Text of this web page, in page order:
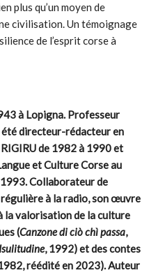
plus qu’un moyen de
civilisation. Un témoignage
de l’esprit corse à
à Lopigna. Professeur
directeur-rédacteur en
de 1982 à 1990 et
et Culture Corse au
Collaborateur de
à la radio, son œuvre
la valorisation de la culture
(Canzone di ciò chì passa,
, 1992) et des contes
réédité en 2023). Auteur